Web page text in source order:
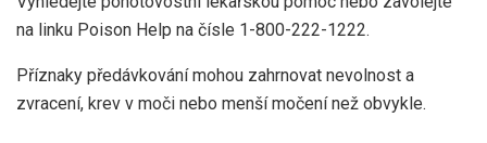
na linku Poison Help na čísle 1-800-222-1222.
Příznaky předávkování mohou zahrnovat nevolnost a
zvracení, krev v moči nebo menší močení než obvykle.